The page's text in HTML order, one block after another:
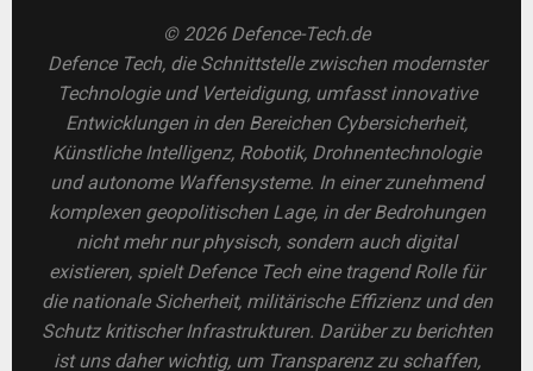
© 2026 Defence-Tech.de
Defence Tech, die Schnittstelle zwischen modernster
Technologie und Verteidigung, umfasst innovative
Entwicklungen in den Bereichen Cybersicherheit,
Künstliche Intelligenz, Robotik, Drohnentechnologie
und autonome Waffensysteme. In einer zunehmend
komplexen geopolitischen Lage, in der Bedrohungen
nicht mehr nur physisch, sondern auch digital
existieren, spielt Defence Tech eine tragend Rolle für
die nationale Sicherheit, militärische Effizienz und den
Schutz kritischer Infrastrukturen. Darüber zu berichten
ist uns daher wichtig, um Transparenz zu schaffen,